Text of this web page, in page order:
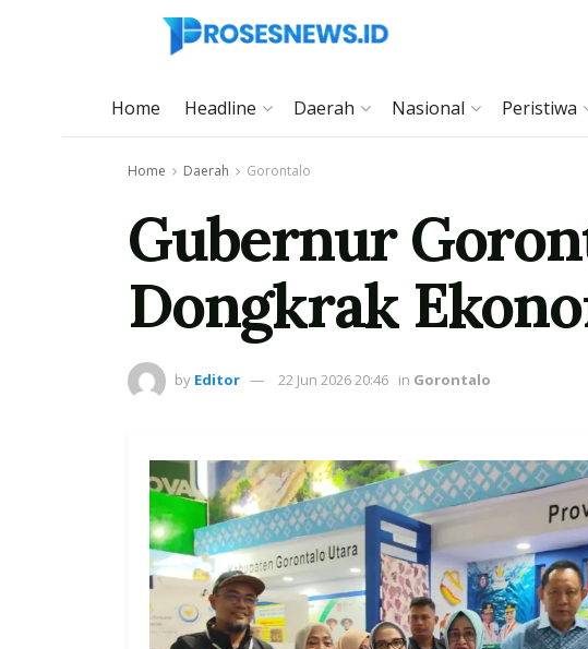
Home Headline Daerah Nasional Peristiwa
Home Daerah Gorontalo
Gubernur
Dongkrak
by Editor 22 Jun 2026 20:46 in Gorontalo